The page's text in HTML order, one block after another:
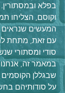
בפלא
וקוסם, הצליחו
המעשים
עם זאת, מתחת
סודי ומסתורי
במאמר זה,
שבגללן
על סודותיהם